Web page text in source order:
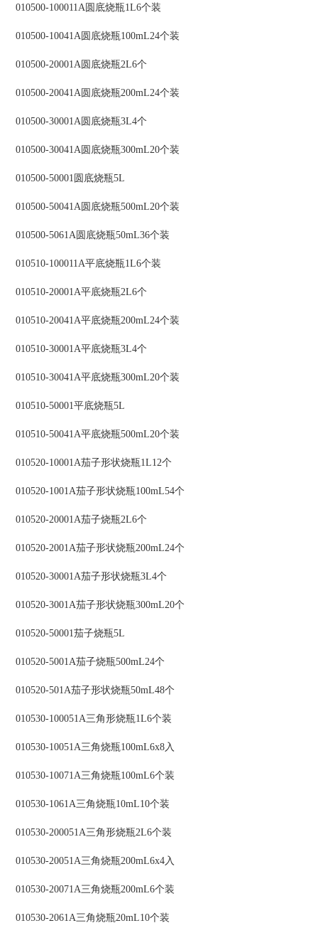
010500-100011A圆底烧瓶1L6个装
010500-10041A圆底烧瓶100mL24个装
010500-20001A圆底烧瓶2L6个
010500-20041A圆底烧瓶200mL24个装
010500-30001A圆底烧瓶3L4个
010500-30041A圆底烧瓶300mL20个装
010500-50001圆底烧瓶5L
010500-50041A圆底烧瓶500mL20个装
010500-5061A圆底烧瓶50mL36个装
010510-100011A平底烧瓶1L6个装
010510-20001A平底烧瓶2L6个
010510-20041A平底烧瓶200mL24个装
010510-30001A平底烧瓶3L4个
010510-30041A平底烧瓶300mL20个装
010510-50001平底烧瓶5L
010510-50041A平底烧瓶500mL20个装
010520-10001A茄子形状烧瓶1L12个
010520-1001A茄子形状烧瓶100mL54个
010520-20001A茄子烧瓶2L6个
010520-2001A茄子形状烧瓶200mL24个
010520-30001A茄子形状烧瓶3L4个
010520-3001A茄子形状烧瓶300mL20个
010520-50001茄子烧瓶5L
010520-5001A茄子烧瓶500mL24个
010520-501A茄子形状烧瓶50mL48个
010530-100051A三角形烧瓶1L6个装
010530-10051A三角烧瓶100mL6x8入
010530-10071A三角烧瓶100mL6个装
010530-1061A三角烧瓶10mL10个装
010530-200051A三角形烧瓶2L6个装
010530-20051A三角烧瓶200mL6x4入
010530-20071A三角烧瓶200mL6个装
010530-2061A三角烧瓶20mL10个装